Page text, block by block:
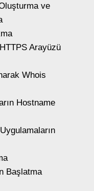
ve
Arayüzü
Whois
Hostname
Başlatma